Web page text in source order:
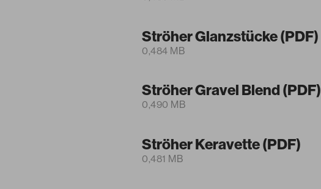
Ströher Glanzstücke (PDF)
0,484 MB
Ströher Gravel Blend (PDF)
0,490 MB
Ströher Keravette (PDF)
0,481 MB